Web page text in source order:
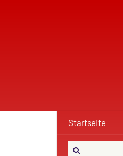
Startseite